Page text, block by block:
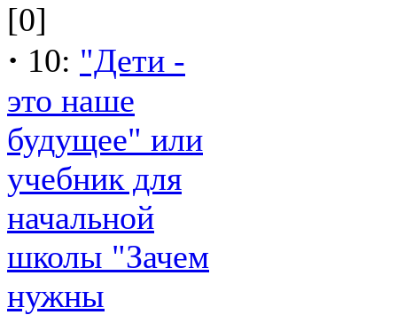
[0]
· 10: "Дети -
это наше
будущее" или
учебник для
начальной
школы "Зачем
нужны